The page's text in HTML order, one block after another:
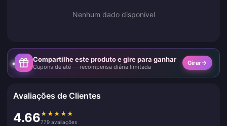
Nenhum dado disponível
Compartilhe este produto e gire para ganhar
Cupons de até — recompensa diária limitada
Girar
Avaliações de Clientes
4.66★ ★ ★ ★ ★
779 avaliações